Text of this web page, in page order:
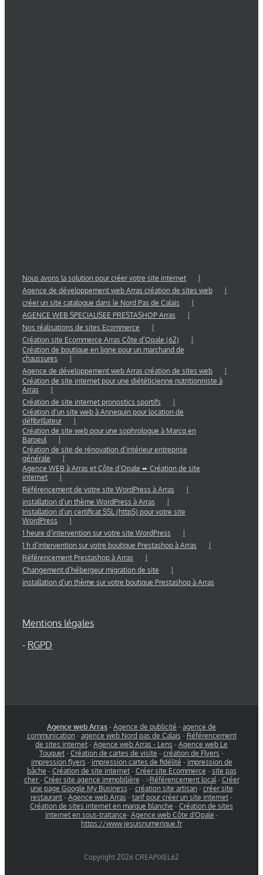
Nous avons la solution pour créer votre site internet
Agence de développement web Arras création de sites web
créer un site catalogue dans le Nord Pas de Calais
AGENCE WEB SPECIALISEE PRESTASHOP Arras
Nos réalisations de sites Ecommerce
Création site Ecommerce Arras Côte d’Opale (62)
Création de boutique en ligne pour un marchand de
chaussures
Agence de développement web Arras création de sites web
Création de site internet pour une diététicienne nutritionniste à
Arras
Création de site internet pronostics sportifs
Création d’un site web à Annequin pour location de
défibrillateur
Création de site web pour une sophrologue à Marcq en
Baroeul
Création de site de rénovation d’intérieur entreprise
générale
Agence WEB à Arras et Côte d’Opale ➨ Création de site
internet
Référencement de votre site WordPress à Arras
installation d’un thème WordPress à Arras
Installation d’un certificat SSL (httpS) pour votre site
WordPress
1 heure d’intervention sur votre site WordPress
1 h d’intervention sur votre boutique Prestashop à Arras
Référencement Prestashop à Arras
Changement d’hébergeur migration de site
installation d’un thème sur votre boutique Prestashop à Arras
Mentions légales
- RGPD
Agence web Arras - Agence de publicité - agence de
communication - agence web Nord pas de Calais - Référencement
de sites internet - Agence web Arras - Lens - Agence web Le
Touquet - Création de cartes de visite - création de Flyers -
impression flyers - impression cartes de fidélité - impression de
bâche - Création de site internet- Créer site Ecommerce - site pas
cher- Créer site agence immobilière - >Référencement local- Créer
une page Google My Business - création site artisan - créer site
restaurant - Agence web Arras - tarif pour créer un site internet -
Création de sites internet en marque blanche - Création de sites
internet en sous-traitance- Agence web Côte d'Opale -
https://www.jesuisnumerique.fr
Copyright 2026 CREAPIXEL62